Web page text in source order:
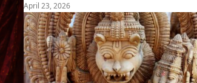
April 23, 2026